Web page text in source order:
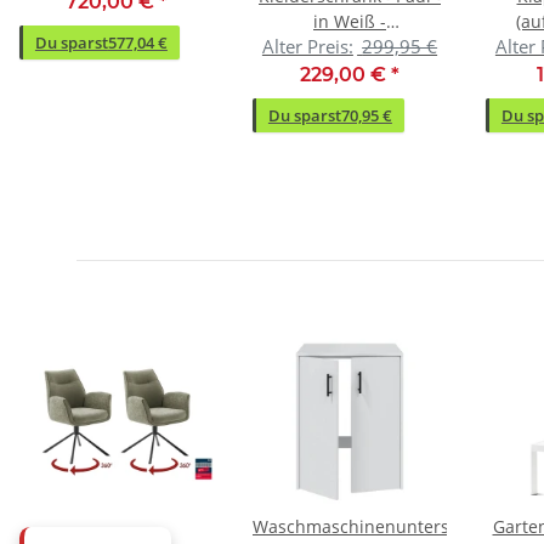
Du sparst577,04 €
in Weiß -
120x195x55cm (BxHxT)
Alter Preis: 299,95 €
229,00 € *
Du sparst70,95 €
-
Alter
Du
Waschmaschinenunterschrank